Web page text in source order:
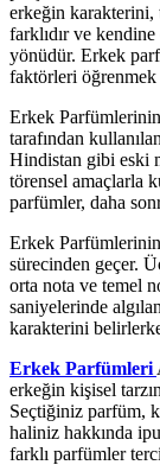
erkeğin karakterini,
farklıdır ve
yönüdür. Erkek
faktörleri
Erkek
tarafından
Hindistan gibi eski
törensel amaçlarla
parfümler, daha
Erkek
sürecinden geçer.
orta nota ve temel
saniyelerinde
karakterini
Erkek Parfümleri
erkeğin kişisel
Seçtiğiniz parfüm,
haliniz hakkında
farklı parfümler